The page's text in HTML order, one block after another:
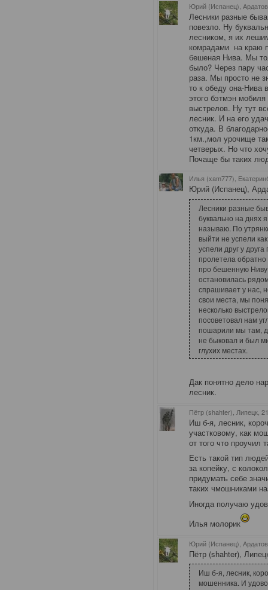
Юрий (Испанец), Ардатов
Лесники разные
повезло. Ну
лесником, я их
комрадами на краю
бешеная Нива. Мы
было? Через пару
раза. Мы просто не
то к обеду она-Нива
этого бэтмэн
выстрелов. Ну тут
лесник. И на его
откуда. В
1км.,мол урочище
четверых. Но что
Почаще бы таких
Илья (xam777),
Юрий (Испанец),
Лесники разные
буквально на днях
называю. По
выйти не успели
успели друг у
пролетела
про бешенную
остановилась
спрашивает у нас,
свои места, мы
несколько
посоветовал нам
пошарили мы там,
не быковал и был
глухих местах.
Дак понятно дело
лесник.
Пётр (shahter), Липецк ,
Иш б-я, лесник,
участковому, как
от того что проучил
Есть такой тип
за копейку, с
придумать себе
таких чмошниками
Иногда получаю
Илья молорик
Юрий (Испанец), Ардатов
Пётр (shahter),
Иш б-я, лесник,
мошенника. И